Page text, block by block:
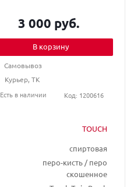
TOUCH
спиртовая
перо-кисть / перо
скошенное
3 000 руб.
В корзину
Самовывоз
Курьер, ТК
Есть в наличии
Код: 1200616